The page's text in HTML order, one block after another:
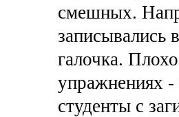
смешных.
записывались
галочка.
упражнениях -
студенты с